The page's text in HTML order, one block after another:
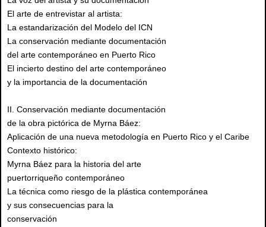
El arte de entrevistar al artista:
La estandarización del Modelo del ICN
La conservación mediante documentación
del arte contemporáneo en Puerto Rico
El incierto destino del arte contemporáneo
y la importancia de la documentación
II. Conservación mediante documentación
de la obra pictórica de Myrna Báez:
Aplicación de una nueva metodología en Puerto Rico y el Caribe
Contexto histórico:
Myrna Báez para la historia del arte
puertorriqueño contemporáneo
La técnica como riesgo de la plástica contemporánea
y sus consecuencias para la
conservación